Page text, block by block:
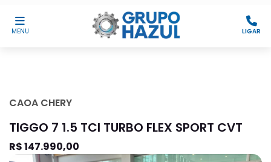
MENU LIGAR
CAOA CHERY
TIGGO 7 1.5 TCI TURBO FLEX SPORT CVT
R$ 147.990,00